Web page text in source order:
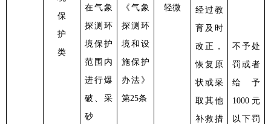
保
护
类
在气象
探测环
境保护
范围内
进行爆
破、采
砂
《气象
探测环
境和设
施保护
办法》
第25条
轻微
经过教
育及时
改正，
恢复原
状或采
取其他
补救措
不予处
罚或者
给予
1000元
以下罚